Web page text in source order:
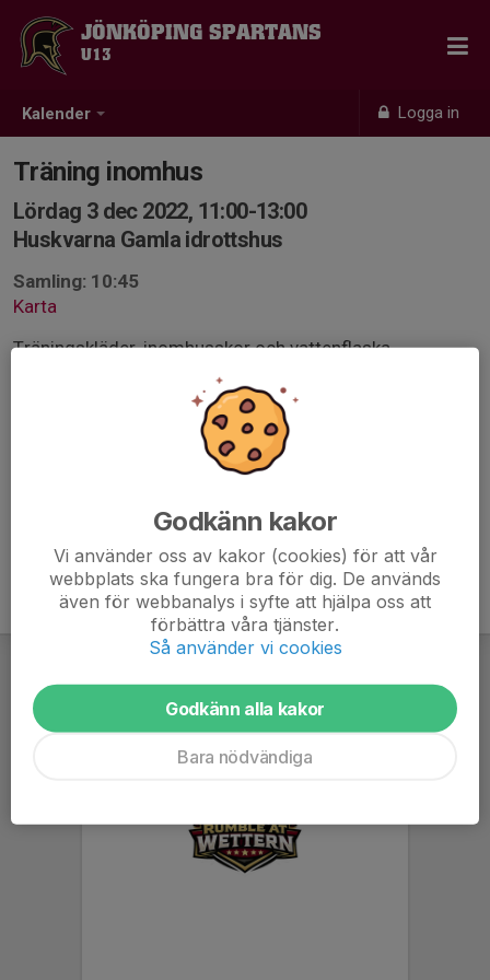
Kalender Logga in
JÖNKÖPING SPARTANS
U13
Träning inomhus
Lördag 3 dec 2022, 11:00-13:00
Huskvarna Gamla idrottshus
Samling: 10:45
Karta
Träningskläder, inomhusskor och vattenflaska
Godkänn kakor
Vi använder oss av kakor (cookies) för att vår
webbplats ska fungera bra för dig. De används
även för webbanalys i syfte att hjälpa oss att
förbättra våra tjänster.
Så använder vi cookies
Godkänn alla kakor
Bara nödvändiga